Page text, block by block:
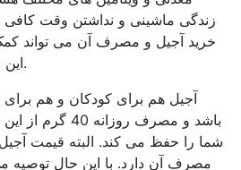
زندگی ماشینی و نداشتن وقت
خرید آجیل و مصرف آن می تواند
این مواد مغذی در بدن ما کند.
آجیل هم برای کودکان و هم برای
باشد و مصرف
شما را حفظ می کند. البته قیمت آجیل
مصرف آن دارد. با این حال توصیه